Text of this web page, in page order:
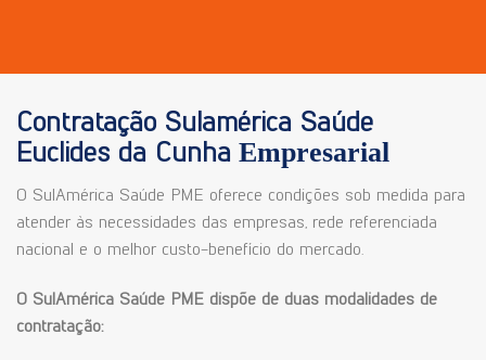
Contratação Sulamérica Saúde
Euclides da Cunha Empresarial
O SulAmérica Saúde PME oferece condições sob medida para
atender às necessidades das empresas, rede referenciada
nacional e o melhor custo-benefício do mercado.
O SulAmérica Saúde PME dispõe de duas modalidades de
contratação: